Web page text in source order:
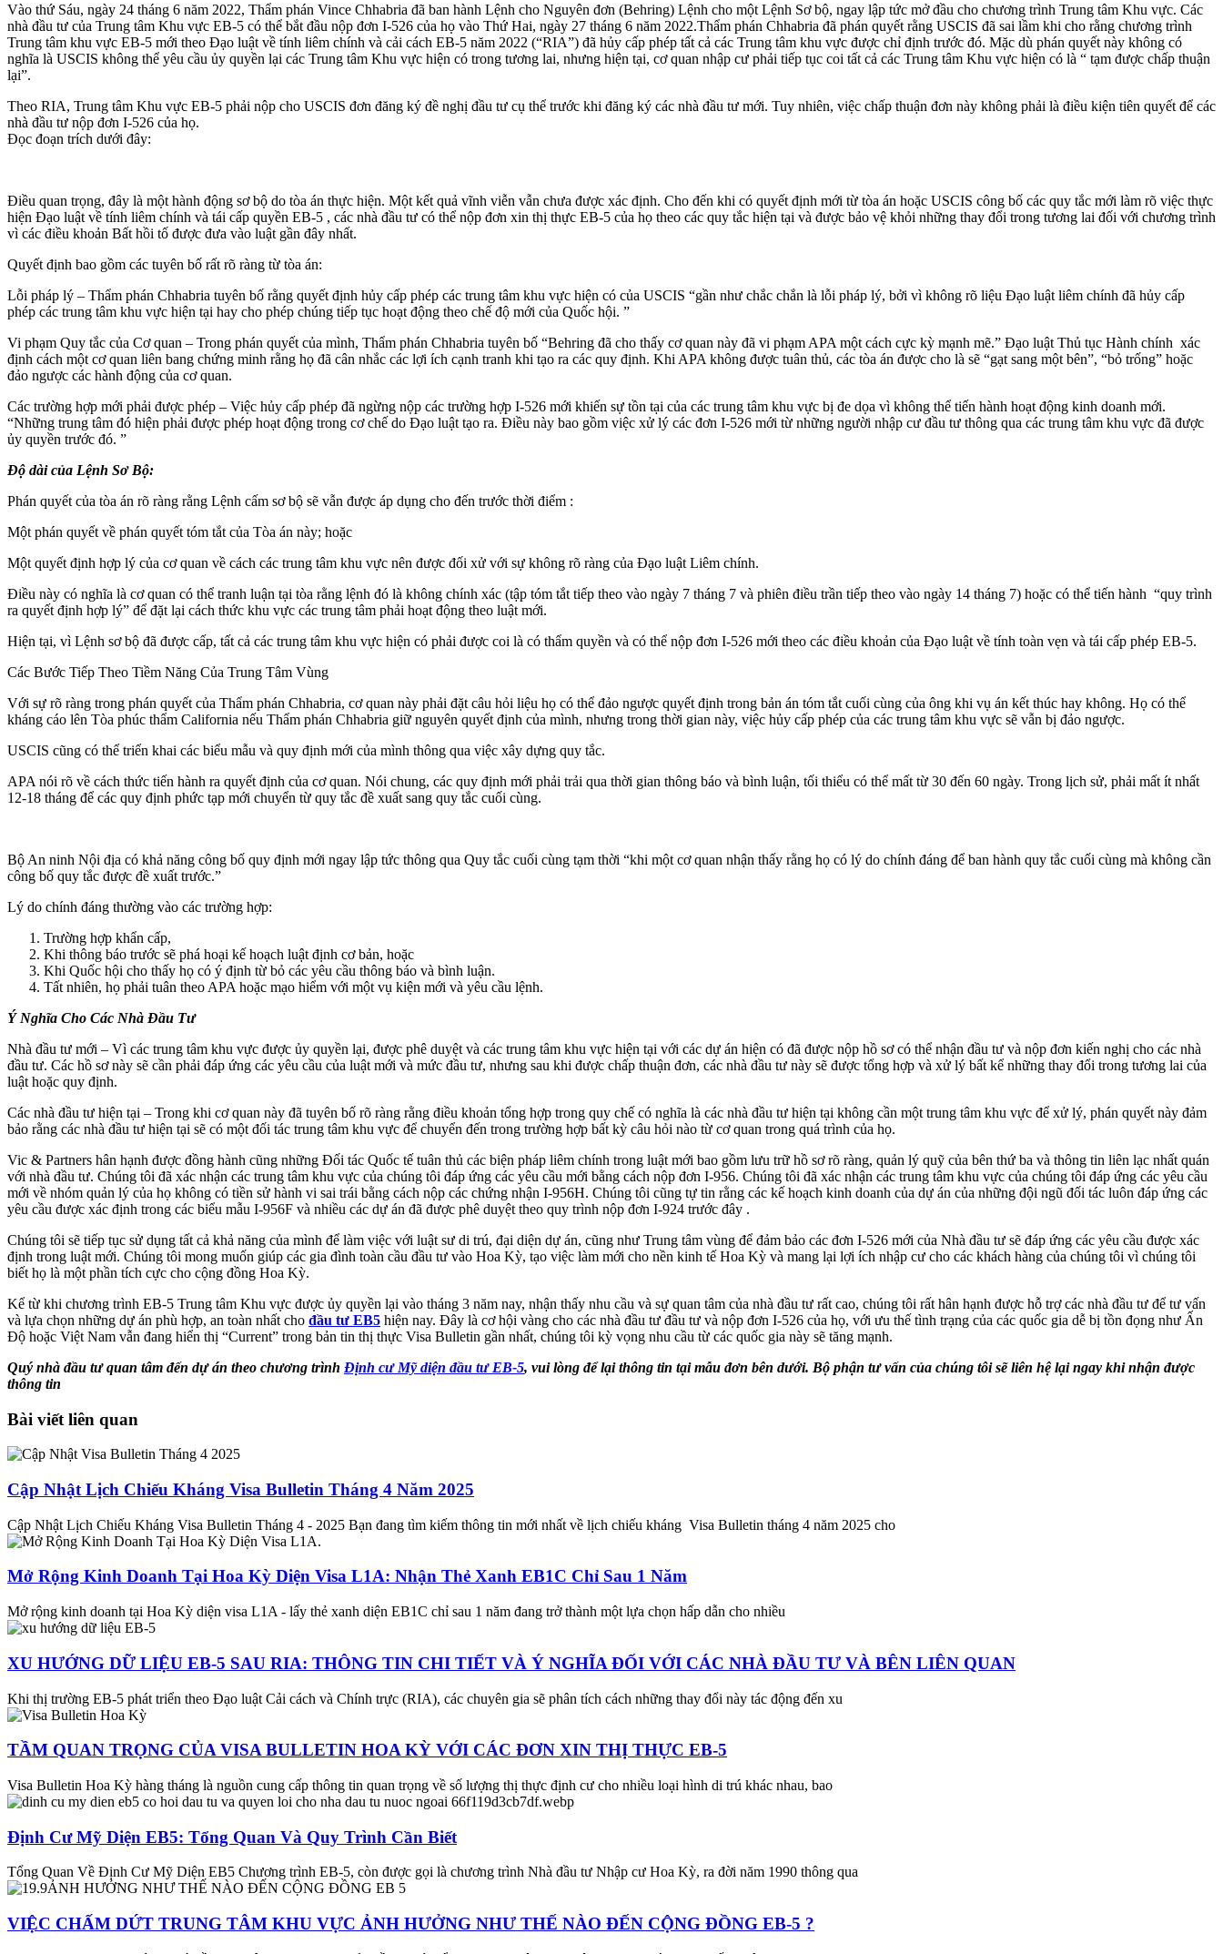
Vào thứ Sáu, ngày 24 tháng 6 năm 2022, Thẩm phán Vince Chhabria đã ban hành Lệnh cho Nguyên đơn (Behring) Lệnh cho một Lệnh Sơ bộ, ngay lập tức mở đầu cho chương trình Trung tâm Khu vực. Các
nhà đầu tư của Trung tâm Khu vực EB-5 có thể bắt đầu nộp đơn I-526 của họ vào Thứ Hai, ngày 27 tháng 6 năm 2022.Thẩm phán Chhabria đã phán quyết rằng USCIS đã sai lầm khi cho rằng chương trình
Trung tâm khu vực EB-5 mới theo Đạo luật về tính liêm chính và cải cách EB-5 năm 2022 (“RIA”) đã hủy cấp phép tất cả các Trung tâm khu vực được chỉ định trước đó. Mặc dù phán quyết này không có
nghĩa là USCIS không thể yêu cầu ủy quyền lại các Trung tâm Khu vực hiện có trong tương lai, nhưng hiện tại, cơ quan nhập cư phải tiếp tục coi tất cả các Trung tâm Khu vực hiện có là “ tạm được chấp thuận
lại”.
Theo RIA, Trung tâm Khu vực EB-5 phải nộp cho USCIS đơn đăng ký đề nghị đầu tư cụ thể trước khi đăng ký các nhà đầu tư mới. Tuy nhiên, việc chấp thuận đơn này không phải là điều kiện tiên quyết để các
nhà đầu tư nộp đơn I-526 của họ.
Đọc đoạn trích dưới đây:
Điều quan trọng, đây là một hành động sơ bộ do tòa án thực hiện. Một kết quả vĩnh viễn vẫn chưa được xác định. Cho đến khi có quyết định mới từ tòa án hoặc USCIS công bố các quy tắc mới làm rõ việc thực
hiện Đạo luật về tính liêm chính và tái cấp quyền EB-5 , các nhà đầu tư có thể nộp đơn xin thị thực EB-5 của họ theo các quy tắc hiện tại và được bảo vệ khỏi những thay đổi trong tương lai đối với chương trình
vì các điều khoản Bất hồi tố được đưa vào luật gần đây nhất.
Quyết định bao gồm các tuyên bố rất rõ ràng từ tòa án:
Lỗi pháp lý – Thẩm phán Chhabria tuyên bố rằng quyết định hủy cấp phép các trung tâm khu vực hiện có của USCIS “gần như chắc chắn là lỗi pháp lý, bởi vì không rõ liệu Đạo luật liêm chính đã hủy cấp
phép các trung tâm khu vực hiện tại hay cho phép chúng tiếp tục hoạt động theo chế độ mới của Quốc hội. ”
Vi phạm Quy tắc của Cơ quan – Trong phán quyết của mình, Thẩm phán Chhabria tuyên bố “Behring đã cho thấy cơ quan này đã vi phạm APA một cách cực kỳ mạnh mẽ.” Đạo luật Thủ tục Hành chính xác
định cách một cơ quan liên bang chứng minh rằng họ đã cân nhắc các lợi ích cạnh tranh khi tạo ra các quy định. Khi APA không được tuân thủ, các tòa án được cho là sẽ “gạt sang một bên”, “bỏ trống” hoặc
đảo ngược các hành động của cơ quan.
Các trường hợp mới phải được phép – Việc hủy cấp phép đã ngừng nộp các trường hợp I-526 mới khiến sự tồn tại của các trung tâm khu vực bị đe dọa vì không thể tiến hành hoạt động kinh doanh mới.
“Những trung tâm đó hiện phải được phép hoạt động trong cơ chế do Đạo luật tạo ra. Điều này bao gồm việc xử lý các đơn I-526 mới từ những người nhập cư đầu tư thông qua các trung tâm khu vực đã được
ủy quyền trước đó. ”
Độ dài của Lệnh Sơ Bộ:
Phán quyết của tòa án rõ ràng rằng Lệnh cấm sơ bộ sẽ vẫn được áp dụng cho đến trước thời điểm :
Một phán quyết về phán quyết tóm tắt của Tòa án này; hoặc
Một quyết định hợp lý của cơ quan về cách các trung tâm khu vực nên được đối xử với sự không rõ ràng của Đạo luật Liêm chính.
Điều này có nghĩa là cơ quan có thể tranh luận tại tòa rằng lệnh đó là không chính xác (tập tóm tắt tiếp theo vào ngày 7 tháng 7 và phiên điều trần tiếp theo vào ngày 14 tháng 7) hoặc có thể tiến hành “quy trình
ra quyết định hợp lý” để đặt lại cách thức khu vực các trung tâm phải hoạt động theo luật mới.
Hiện tại, vì Lệnh sơ bộ đã được cấp, tất cả các trung tâm khu vực hiện có phải được coi là có thẩm quyền và có thể nộp đơn I-526 mới theo các điều khoản của Đạo luật về tính toàn vẹn và tái cấp phép EB-5.
Các Bước Tiếp Theo Tiềm Năng Của Trung Tâm Vùng
Với sự rõ ràng trong phán quyết của Thẩm phán Chhabria, cơ quan này phải đặt câu hỏi liệu họ có thể đảo ngược quyết định trong bản án tóm tắt cuối cùng của ông khi vụ án kết thúc hay không. Họ có thể
kháng cáo lên Tòa phúc thẩm California nếu Thẩm phán Chhabria giữ nguyên quyết định của mình, nhưng trong thời gian này, việc hủy cấp phép của các trung tâm khu vực sẽ vẫn bị đảo ngược.
USCIS cũng có thể triển khai các biểu mẫu và quy định mới của mình thông qua việc xây dựng quy tắc.
APA nói rõ về cách thức tiến hành ra quyết định của cơ quan. Nói chung, các quy định mới phải trải qua thời gian thông báo và bình luận, tối thiểu có thể mất từ 30 đến 60 ngày. Trong lịch sử, phải mất ít nhất
12-18 tháng để các quy định phức tạp mới chuyển từ quy tắc đề xuất sang quy tắc cuối cùng.
Bộ An ninh Nội địa có khả năng công bố quy định mới ngay lập tức thông qua Quy tắc cuối cùng tạm thời “khi một cơ quan nhận thấy rằng họ có lý do chính đáng để ban hành quy tắc cuối cùng mà không cần
công bố quy tắc được đề xuất trước.”
Lý do chính đáng thường vào các trường hợp:
Trường hợp khẩn cấp,
Khi thông báo trước sẽ phá hoại kế hoạch luật định cơ bản, hoặc
Khi Quốc hội cho thấy họ có ý định từ bỏ các yêu cầu thông báo và bình luận.
Tất nhiên, họ phải tuân theo APA hoặc mạo hiểm với một vụ kiện mới và yêu cầu lệnh.
Ý Nghĩa Cho Các Nhà Đầu Tư
Nhà đầu tư mới – Vì các trung tâm khu vực được ủy quyền lại, được phê duyệt và các trung tâm khu vực hiện tại với các dự án hiện có đã được nộp hồ sơ có thể nhận đầu tư và nộp đơn kiến nghị cho các nhà
đầu tư. Các hồ sơ này sẽ cần phải đáp ứng các yêu cầu của luật mới và mức đầu tư, nhưng sau khi được chấp thuận đơn, các nhà đầu tư này sẽ được tổng hợp và xử lý bất kể những thay đổi trong tương lai của
luật hoặc quy định.
Các nhà đầu tư hiện tại – Trong khi cơ quan này đã tuyên bố rõ ràng rằng điều khoản tổng hợp trong quy chế có nghĩa là các nhà đầu tư hiện tại không cần một trung tâm khu vực để xử lý, phán quyết này đảm
bảo rằng các nhà đầu tư hiện tại sẽ có một đối tác trung tâm khu vực để chuyển đến trong trường hợp bất kỳ câu hỏi nào từ cơ quan trong quá trình của họ.
Vic & Partners hân hạnh được đồng hành cũng những Đối tác Quốc tế tuân thủ các biện pháp liêm chính trong luật mới bao gồm lưu trữ hồ sơ rõ ràng, quản lý quỹ của bên thứ ba và thông tin liên lạc nhất quán
với nhà đầu tư. Chúng tôi đã xác nhận các trung tâm khu vực của chúng tôi đáp ứng các yêu cầu mới bằng cách nộp đơn I-956. Chúng tôi đã xác nhận các trung tâm khu vực của chúng tôi đáp ứng các yêu cầu
mới về nhóm quản lý của họ không có tiền sử hành vi sai trái bằng cách nộp các chứng nhận I-956H. Chúng tôi cũng tự tin rằng các kế hoạch kinh doanh của dự án của những đội ngũ đối tác luôn đáp ứng các
yêu cầu được xác định trong các biểu mẫu I-956F và nhiều các dự án đã được phê duyệt theo quy trình nộp đơn I-924 trước đây .
Chúng tôi sẽ tiếp tục sử dụng tất cả khả năng của mình để làm việc với luật sư di trú, đại diện dự án, cũng như Trung tâm vùng để đảm bảo các đơn I-526 mới của Nhà đầu tư sẽ đáp ứng các yêu cầu được xác
định trong luật mới. Chúng tôi mong muốn giúp các gia đình toàn cầu đầu tư vào Hoa Kỳ, tạo việc làm mới cho nền kinh tế Hoa Kỳ và mang lại lợi ích nhập cư cho các khách hàng của chúng tôi vì chúng tôi
biết họ là một phần tích cực cho cộng đồng Hoa Kỳ.
Kể từ khi chương trình EB-5 Trung tâm Khu vực được ủy quyền lại vào tháng 3 năm nay, nhận thấy nhu cầu và sự quan tâm của nhà đầu tư rất cao, chúng tôi rất hân hạnh được hỗ trợ các nhà đầu tư để tư vấn
và lựa chọn những dự án phù hợp, an toàn nhất cho đầu tư EB5 hiện nay. Đây là cơ hội vàng cho các nhà đầu tư đầu tư và nộp đơn I-526 của họ, với ưu thế tình trạng của các quốc gia dễ bị tồn đọng như Ấn
Độ hoặc Việt Nam vẫn đang hiển thị “Current” trong bản tin thị thực Visa Bulletin gần nhất, chúng tôi kỳ vọng nhu cầu từ các quốc gia này sẽ tăng mạnh.
Quý nhà đầu tư quan tâm đến dự án theo chương trình Định cư Mỹ diện đầu tư EB-5, vui lòng để lại thông tin tại mẫu đơn bên dưới. Bộ phận tư vấn của chúng tôi sẽ liên hệ lại ngay khi nhận được
thông tin
Bài viết liên quan
Cập Nhật Lịch Chiếu Kháng Visa Bulletin Tháng 4 Năm 2025
Cập Nhật Lịch Chiếu Kháng Visa Bulletin Tháng 4 - 2025 Bạn đang tìm kiếm thông tin mới nhất về lịch chiếu kháng Visa Bulletin tháng 4 năm 2025 cho
Mở Rộng Kinh Doanh Tại Hoa Kỳ Diện Visa L1A: Nhận Thẻ Xanh EB1C Chỉ Sau 1 Năm
Mở rộng kinh doanh tại Hoa Kỳ diện visa L1A - lấy thẻ xanh diện EB1C chỉ sau 1 năm đang trở thành một lựa chọn hấp dẫn cho nhiều
XU HƯỚNG DỮ LIỆU EB-5 SAU RIA: THÔNG TIN CHI TIẾT VÀ Ý NGHĨA ĐỐI VỚI CÁC NHÀ ĐẦU TƯ VÀ BÊN LIÊN QUAN
Khi thị trường EB-5 phát triển theo Đạo luật Cải cách và Chính trực (RIA), các chuyên gia sẽ phân tích cách những thay đổi này tác động đến xu
TẦM QUAN TRỌNG CỦA VISA BULLETIN HOA KỲ VỚI CÁC ĐƠN XIN THỊ THỰC EB-5
Visa Bulletin Hoa Kỳ hàng tháng là nguồn cung cấp thông tin quan trọng về số lượng thị thực định cư cho nhiều loại hình di trú khác nhau, bao
Định Cư Mỹ Diện EB5: Tổng Quan Và Quy Trình Cần Biết
Tổng Quan Về Định Cư Mỹ Diện EB5 Chương trình EB-5, còn được gọi là chương trình Nhà đầu tư Nhập cư Hoa Kỳ, ra đời năm 1990 thông qua
VIỆC CHẤM DỨT TRUNG TÂM KHU VỰC ẢNH HƯỞNG NHƯ THẾ NÀO ĐẾN CỘNG ĐỒNG EB-5 ?